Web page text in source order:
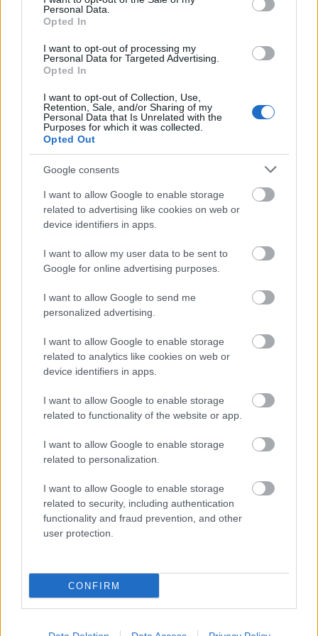
Personal Data.
Opted In
I want to opt-out of processing my
Personal Data for Targeted Advertising.
Opted In
I want to opt-out of Collection, Use,
Retention, Sale, and/or Sharing of my
Personal Data that Is Unrelated with the
Purposes for which it was collected.
Opted Out
Google consents
I want to allow Google to enable storage
related to advertising like cookies on web or
device identifiers in apps.
I want to allow my user data to be sent to
Google for online advertising purposes.
I want to allow Google to send me
personalized advertising.
I want to allow Google to enable storage
related to analytics like cookies on web or
device identifiers in apps.
I want to allow Google to enable storage
related to functionality of the website or app.
I want to allow Google to enable storage
related to personalization.
I want to allow Google to enable storage
related to security, including authentication
functionality and fraud prevention, and other
user protection.
CONFIRM
Serivor
7 éve
És tulajdonképpen közölték is vele, hogy azért nem
engedik beváltani, mert be akarja váltani.
Balfredo Alfredo
7 éve
@Terézágyú: "Miiiiii??? a programozók a hibásak"
A leírtakból nem egyértelmű.
Ami elvárható lenne, hogy online beváltási kísérlet
esetén:
* vagy kap a beváltásra készülő személy egy
értelmezhető üzenetet, hogy nem lehet beváltani az
utalványt, mert már lejárt/már beváltották ezt a
sorozatszámot/adott járatra nem érvényes/csak!
* vagy legrosszabb esetben kap a beváltásra készülő
internal server error #12345/time
out/&@%!*/system is rebooting, pls return 2morrow!
Azt tudjuk, hogy az első eset nem következett be.
Hogy a második és harmadik közül bekövetkezett-e
következett be a három lehetőség közül, akkor az
bizony programozói hiba!
7 éve
fapados légitársaság útmutató: